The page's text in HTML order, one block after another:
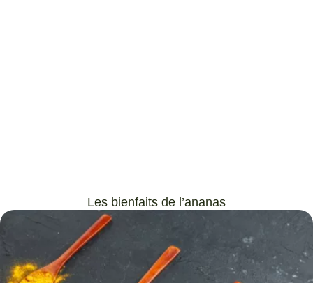
Les bienfaits de l’ananas